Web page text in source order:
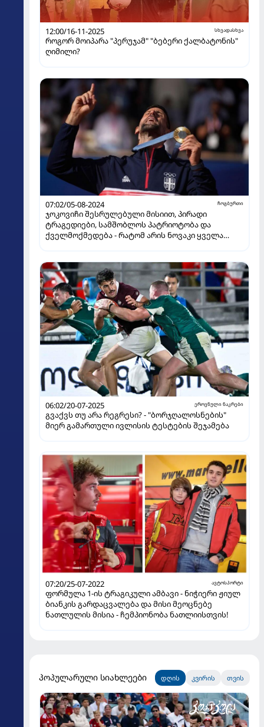
12:00/16-11-2025 სხვადასხვა
როგორ მოიპარა "პერუჯამ" "ბებერი ქალბატონის"
ღიმილი?
07:02/05-08-2024 ჩოგბურთი
ჯოკოვიჩი შესრულებული მისიით, პირადი
ტრაგედიები, სამშობლოს პატრიოტობა და
ქველმოქმედება - რატომ არის ნოვაკი ყველა
06:02/20-07-2025 ეროვნული ნაკრები
გვაქვს თუ არა რეგრესი? - "ბორჯღალოსნების"
მიერ გამართული ივლისის ტესტების შეჯამება
07:20/25-07-2022 ავტოსპორტი
ფორმულა 1-ის ტრაგიკული ამბავი - ნიჭიერი ჟიულ
ბიანკის გარდაცვალება და მისი მეოცნებე
ნათლულის მისია - ჩემპიონობა ნათლიისთვის!
პოპულარული სიახლეები დღის კვირის თვის